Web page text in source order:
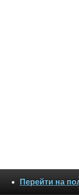
Перейти на